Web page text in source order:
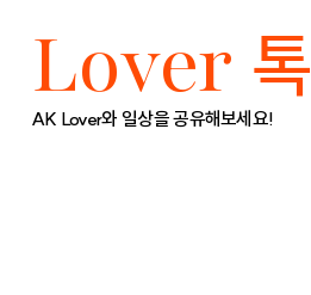
Lover 톡
AK Lover와 일상을 공유해보세요!